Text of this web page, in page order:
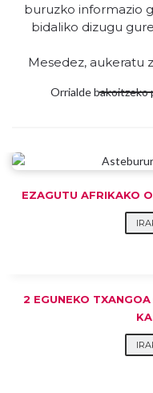
buruzko informazio
bidaliko dizugu
Mesedez, aukeratu
Orrialde bakoitzeko
EZAGUTU AFRIKAKO
2 EGUNEKO